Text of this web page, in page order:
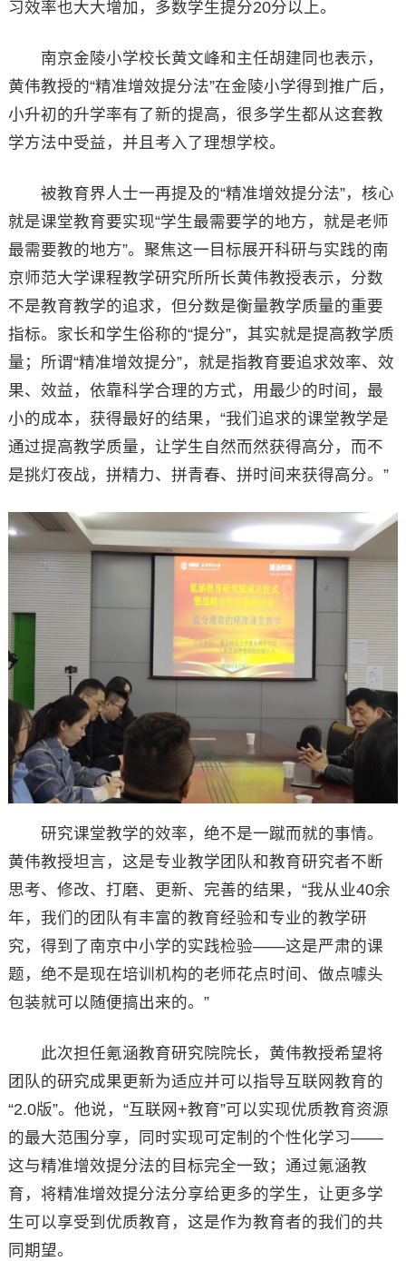
习效率也大大增加，多数学生提分20分以上。
南京金陵小学校长黄文峰和主任胡建同也表示，
黄伟教授的“精准增效提分法”在金陵小学得到推广后，
小升初的升学率有了新的提高，很多学生都从这套教
学方法中受益，并且考入了理想学校。
被教育界人士一再提及的“精准增效提分法”，核心
就是课堂教育要实现“学生最需要学的地方，就是老师
最需要教的地方”。聚焦这一目标展开科研与实践的南
京师范大学课程教学研究所所长黄伟教授表示，分数
不是教育教学的追求，但分数是衡量教学质量的重要
指标。家长和学生俗称的“提分”，其实就是提高教学质
量；所谓“精准增效提分”，就是指教育要追求效率、效
果、效益，依靠科学合理的方式，用最少的时间，最
小的成本，获得最好的结果，“我们追求的课堂教学是
通过提高教学质量，让学生自然而然获得高分，而不
是挑灯夜战，拼精力、拼青春、拼时间来获得高分。”
研究课堂教学的效率，绝不是一蹴而就的事情。
黄伟教授坦言，这是专业教学团队和教育研究者不断
思考、修改、打磨、更新、完善的结果，“我从业40余
年，我们的团队有丰富的教育经验和专业的教学研
究，得到了南京中小学的实践检验——这是严肃的课
题，绝不是现在培训机构的老师花点时间、做点噱头
包装就可以随便搞出来的。”
此次担任氪涵教育研究院院长，黄伟教授希望将
团队的研究成果更新为适应并可以指导互联网教育的
“2.0版”。他说，“互联网+教育”可以实现优质教育资源
的最大范围分享，同时实现可定制的个性化学习——
这与精准增效提分法的目标完全一致；通过氪涵教
育，将精准增效提分法分享给更多的学生，让更多学
生可以享受到优质教育，这是作为教育者的我们的共
同期望。